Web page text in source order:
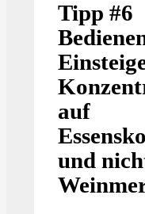
Tipp #6
auf
und